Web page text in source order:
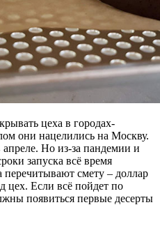
цеха в городах-
они нацелились на Москву.
Но из-за пандемии и
запуска всё время
перечитывают смету – доллар
Если всё пойдет по
появиться первые десерты